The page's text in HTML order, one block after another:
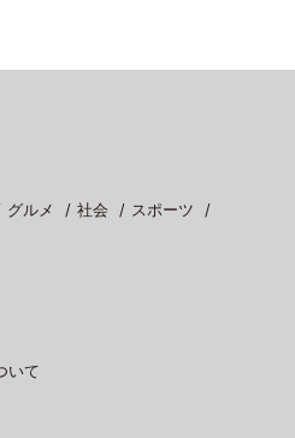
グルメ 社会
スポーツ
いて